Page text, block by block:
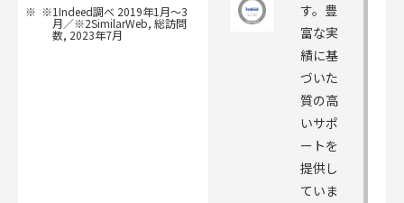
※1Indeed調べ 2019年1月～3
月／※2SimilarWeb, 総訪問
数, 2023年7月
す。豊
富な実
績に基
づいた
質の高
いサポ
ートを
提供し
ていま